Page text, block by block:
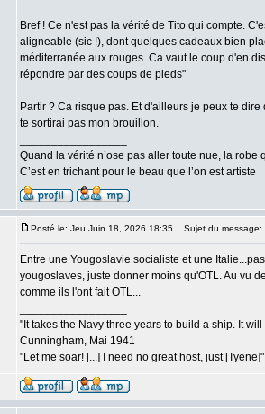
Bref ! Ce n'est pas la vérité de Tito qui compte.
aligneable (sic !), dont quelques cadeaux bien
méditerranée aux rouges. Ca vaut le coup d'en
répondre par des coups de pieds"
Partir ? Ca risque pas. Et d'ailleurs je peux te
te sortirai pas mon brouillon.
Quand la vérité n’ose pas aller toute nue, la robe
C’est en trichant pour le beau que l’on est artiste
Posté le: Jeu Juin 18, 2026 18:35 Sujet du message:
Entre une Yougoslavie socialiste et une
yougoslaves, juste donner moins qu'OTL. Au vu
comme ils l'ont fait OTL...
"It takes the Navy three years to build a ship. It
Cunningham, Mai 1941
"Let me soar! [...] I need no great host, just